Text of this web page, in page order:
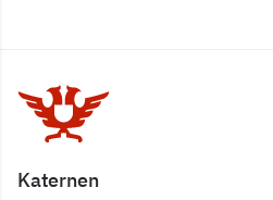
Katernen